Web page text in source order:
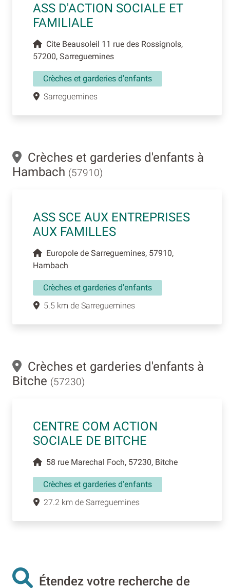
ASS D'ACTION SOCIALE ET
FAMILIALE
Cite Beausoleil 11 rue des Rossignols,
57200, Sarreguemines
Crèches et garderies d'enfants
Sarreguemines
Crèches et garderies d'enfants à
Hambach (57910)
ASS SCE AUX ENTREPRISES
AUX FAMILLES
Europole de Sarreguemines, 57910,
Hambach
Crèches et garderies d'enfants
5.5 km de Sarreguemines
Crèches et garderies d'enfants à
Bitche (57230)
CENTRE COM ACTION
SOCIALE DE BITCHE
58 rue Marechal Foch, 57230, Bitche
Crèches et garderies d'enfants
27.2 km de Sarreguemines
Étendez votre recherche de